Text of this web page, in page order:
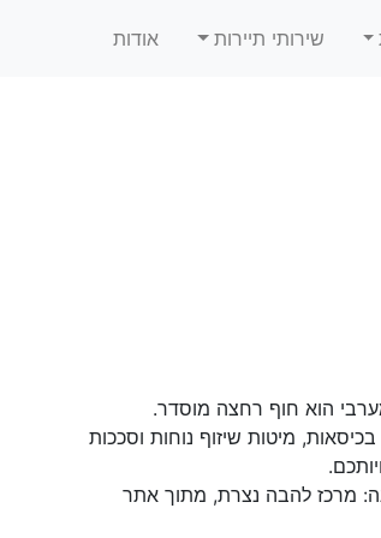
שירותי תיירות אודות
הוא חוף רחצה מוסדר.
מיטות שיזוף נוחות וסככות
מרכז להבה נצרת, מתוך אתר